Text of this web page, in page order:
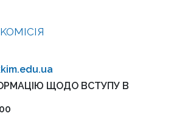
ЩОДО ВСТУПУ В